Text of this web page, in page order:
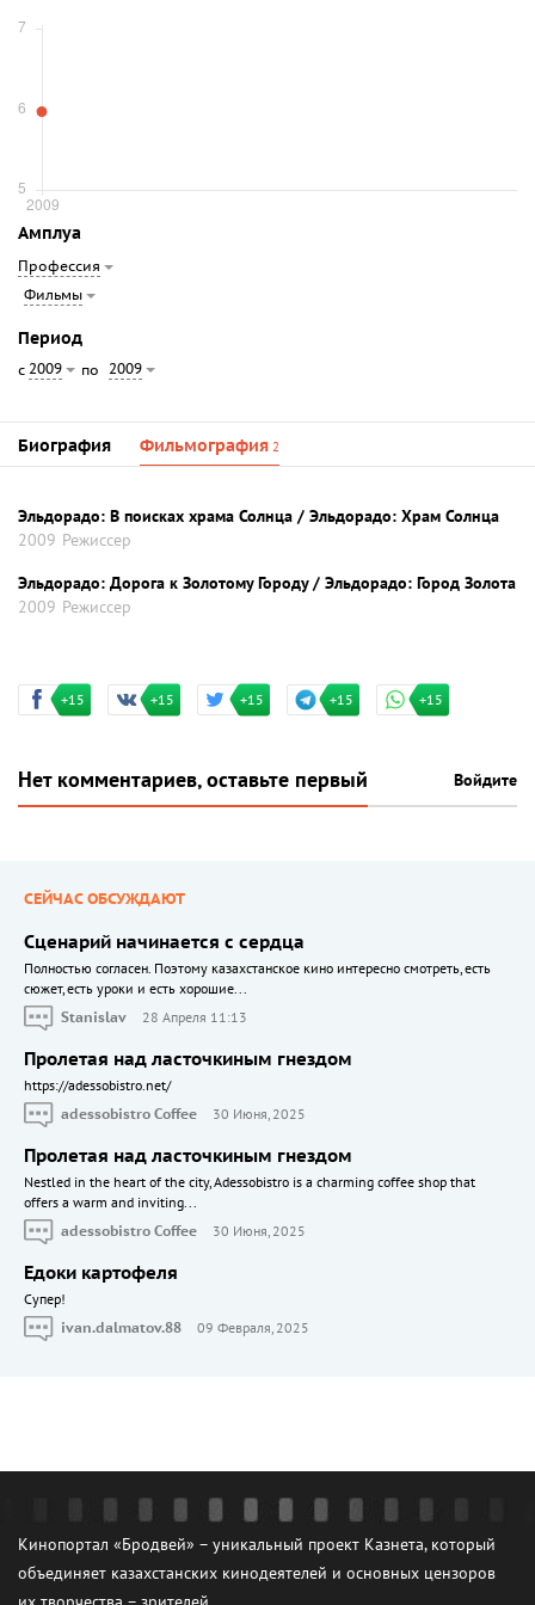
Амплуа
Профессия
Фильмы
Период
с 2009 по 2009
Биография Фильмография 2
Эльдорадо: В поисках храма Солнца / Эльдорадо: Храм Солнца
2009 Режиссер
Эльдорадо: Дорога к Золотому Городу / Эльдорадо: Город Золота
2009 Режиссер
+15 +15 +15 +15 +15
Нет комментариев, оставьте первый Войдите
СЕЙЧАС ОБСУЖДАЮТ
Сценарий начинается с сердца
Полностью согласен. Поэтому казахстанское кино интересно смотреть, есть
сюжет, есть уроки и есть хорошие...
Stanislav
28 Апреля 11:13
Пролетая над ласточкиным гнездом
https://adessobistro.net/
adessobistro Coffee
30 Июня, 2025
Пролетая над ласточкиным гнездом
Nestled in the heart of the city, Adessobistro is a charming coffee shop that
offers a warm and inviting...
adessobistro Coffee
30 Июня, 2025
Едоки картофеля
Cупер!
ivan.dalmatov.88
09 Февраля, 2025
Кинопортал «Бродвей» – уникальный проект Казнета, который
объединяет казахстанских кинодеятелей и основных цензоров